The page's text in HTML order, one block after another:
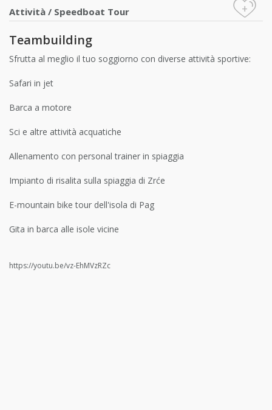
Attività / Speedboat Tour +
Teambuilding
Sfrutta al meglio il tuo soggiorno con diverse attività sportive:
Safari in jet
Barca a motore
Sci e altre attività acquatiche
Allenamento con personal trainer in spiaggia
Impianto di risalita sulla spiaggia di Zrće
E-mountain bike tour dell'isola di Pag
Gita in barca alle isole vicine
https://youtu.be/vz-EhMVzRZc